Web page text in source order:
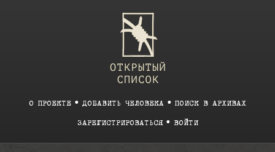
О ПРОЕКТЕ ДОБАВИТЬ ЧЕЛОВЕКА ПОИСК В АРХИВАХ
ЗАРЕГИСТРИРОВАТЬСЯ ВОЙТИ